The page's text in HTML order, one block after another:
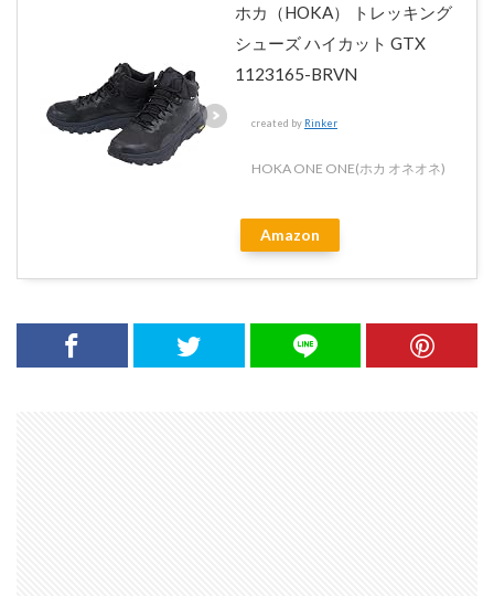
ホカ（HOKA） トレッキング
シューズ ハイカット GTX
1123165-BRVN
created by Rinker
HOKA ONE ONE(ホカ オネオネ)
Amazon